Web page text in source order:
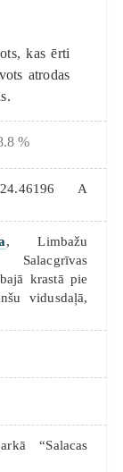
kas ērti
atrodas
%
A
, Limbažu
krastā pie
vidusdaļā,
“Salacas